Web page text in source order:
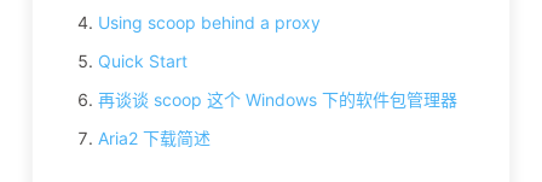
Using scoop behind a proxy
Quick Start
再谈谈 scoop 这个 Windows 下的软件包管理器
Aria2 下载简述